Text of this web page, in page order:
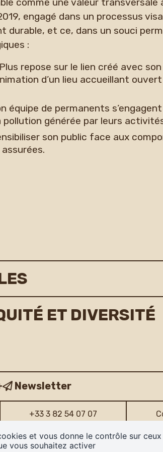
et vous donne le contrôle sur ceux
vous souhaitez activer
engagé dans un processus
durable, et ce, dans un souci
:
repose sur le lien créé avec son
d’un lieu accueillant
équipe de permanents
générée par leurs
son public face aux
ET DIVERSITÉ
Newsletter
+33 3 82 54 07 07